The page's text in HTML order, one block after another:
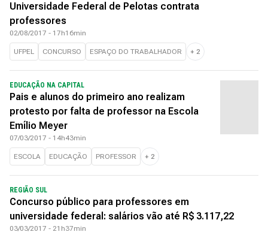
Universidade Federal de Pelotas contrata
professores
02/08/2017 - 17h16min
UFPEL CONCURSO ESPAÇO DO TRABALHADOR + 2
EDUCAÇÃO NA CAPITAL
Pais e alunos do primeiro ano realizam
protesto por falta de professor na Escola
Emílio Meyer
07/03/2017 - 14h43min
ESCOLA EDUCAÇÃO PROFESSOR + 2
REGIÃO SUL
Concurso público para professores em
universidade federal: salários vão até R$ 3.117,22
03/03/2017 - 21h37min